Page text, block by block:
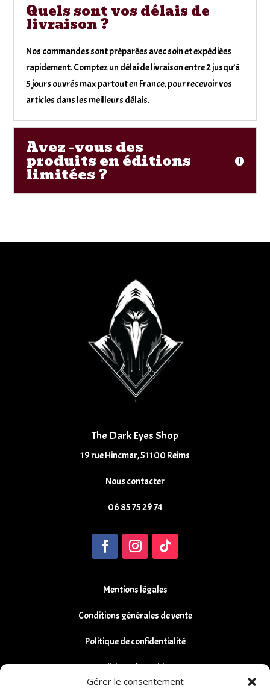
Gérer le consentement
Quels sont vos délais de
livraison ?
Nos commandes sont préparées avec soin et expédiées
rapidement. Comptez un délai de livraison entre 2 jusqu’à
5 jours ouvrés max partout en France, pour recevoir vos
articles dans les meilleurs délais.
Avez -vous des
produits en éditions
limitées ?
The Dark Eyes Shop
19 rue Hincmar, 51100 Reims
Nous contacter
06 85 75 29 74
Mentions légales
Conditions générales de vente
Politique de confidentialité
Politique de cookies